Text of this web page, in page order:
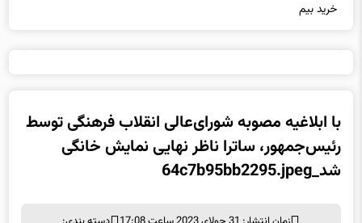
خرید بیمه: س
با ابلاغیه مصوبه شورای‌عالی انقلاب فرهنگی توسط
رئیس‌جمهور، ساترا ناظر نهایی نمایش خانگی
شد_64c7b95bb2295.jpeg